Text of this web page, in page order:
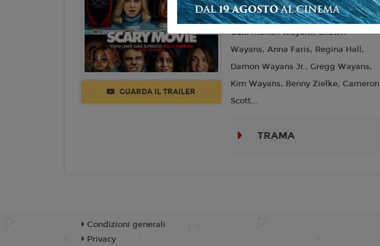
GUARDA IL TRAILER
Anno:2026
Con:Marlon Wayans, Shawn
Wayans, Anna Faris, Regina Hall,
Damon Wayans Jr., Gregg Wayans,
Kim Wayans, Benny Zielke, Cameron
Scott...
TRAMA
Condizioni generali
Privacy